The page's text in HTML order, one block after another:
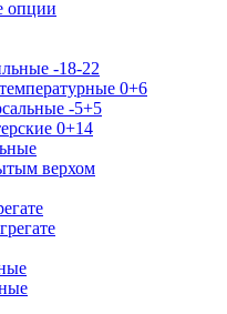
опции
-18-22
0+6
-5+5
0+14
верхом